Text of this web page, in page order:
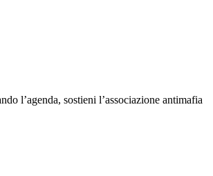
l’agenda, sostieni l’associazione antimafia